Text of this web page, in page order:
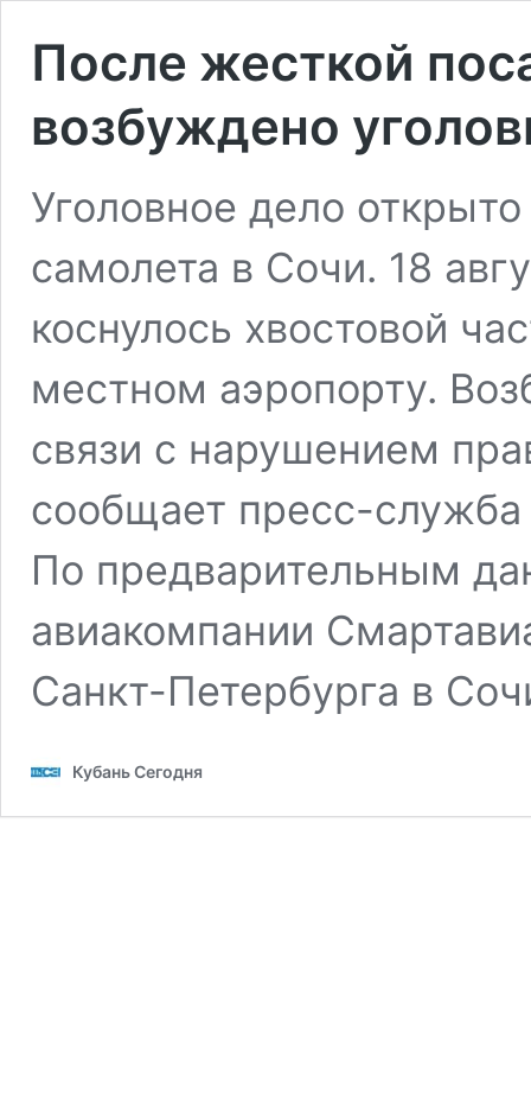
После жесткой
возбуждено
Уголовное дело
самолета в Сочи. 18
коснулось хвостовой
местном аэропорту.
связи с нарушением
сообщает пресс-
По предварительным
авиакомпании
Санкт-Петербурга в
Кубань Сегодня